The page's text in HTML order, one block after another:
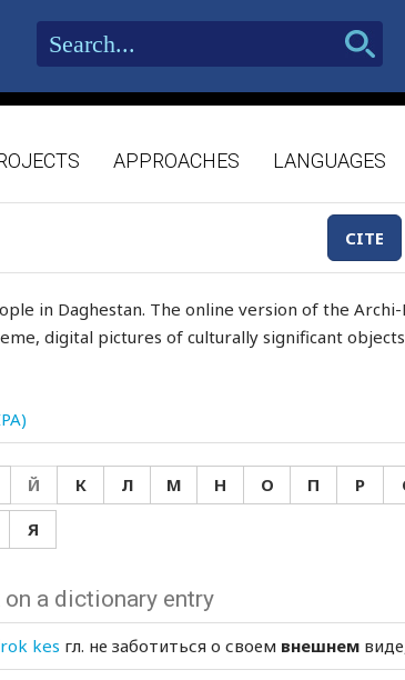
APPROACHES LANGUAGES
CITE
in Daghestan. The online version of the
digital pictures of culturally significant
Й К Л М Н О П Р
Я
on a dictionary entry
kes гл. не заботиться о своем внешнем